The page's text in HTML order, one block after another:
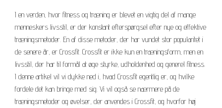
I en verden, hvor fitness og træning er blevet en vigtig del af mange
menneskers livsstil, er der konstant efterspørgsel efter nye og effektive
træningsmetoder. En af disse metoder, der har vundet stor popularitet i
de senere år, er Crossfit. Crossfit er ikke kun en træningsform, men en
livsstil, der har til formål at øge styrke, udholdenhed og generel fitness.
I denne artikel vil vi dykke ned i, hvad Crossfit egentlig er, og hvilke
fordele det kan bringe med sig. Vi vil også se nærmere på de
træningsmetoder og øvelser, der anvendes i Crossfit, og hvorfor høj